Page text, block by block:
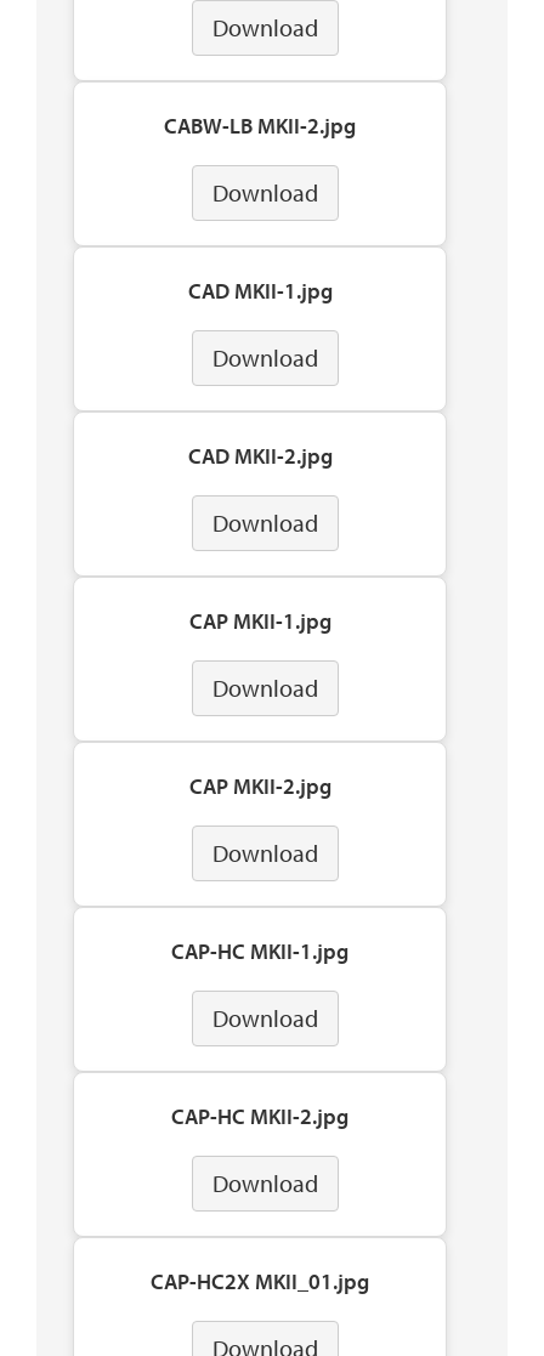
Download
CABW-LB MKII-2.jpg
Download
CAD MKII-1.jpg
Download
CAD MKII-2.jpg
Download
CAP MKII-1.jpg
Download
CAP MKII-2.jpg
Download
CAP-HC MKII-1.jpg
Download
CAP-HC MKII-2.jpg
Download
CAP-HC2X MKII_01.jpg
Download